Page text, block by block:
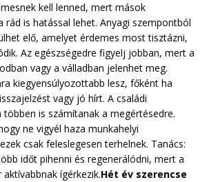
kell lenned, mert mások
rád is hatással lehet. Anyagi szempontból
elő, amelyet érdemes most tisztázni,
Az egészségedre figyelj jobban, mert a
vagy a válladban jelenhet meg.
kiegyensúlyozottabb lesz, főként ha
vagy jó hírt. A családi
is számítanak a megértésedre.
ne vigyél haza munkahelyi
csak feleslegesen terhelnek. Tanács:
időt pihenni és regenerálódni, mert a
ígérkezik.Hét év szerencse